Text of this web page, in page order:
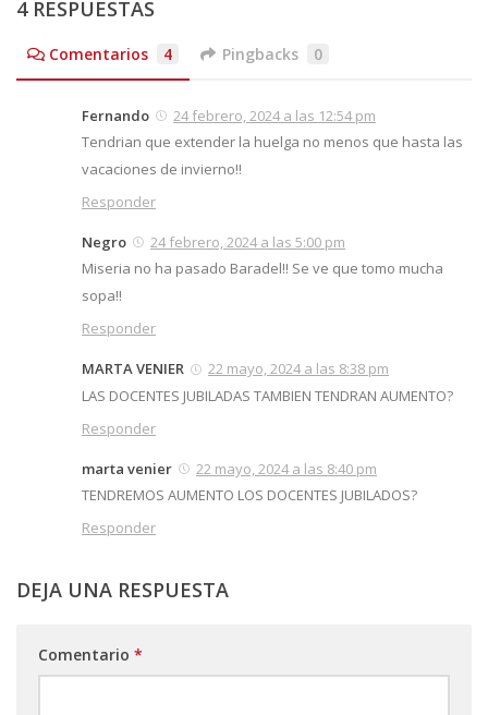
4 RESPUESTAS
Comentarios 4 Pingbacks 0
Fernando
24 febrero, 2024 a las 12:54 pm
Tendrian que extender la huelga no menos que hasta las
vacaciones de invierno!!
Responder
Negro
24 febrero, 2024 a las 5:00 pm
Miseria no ha pasado Baradel!! Se ve que tomo mucha
sopa!!
Responder
MARTA VENIER
22 mayo, 2024 a las 8:38 pm
LAS DOCENTES JUBILADAS TAMBIEN TENDRAN AUMENTO?
Responder
marta venier
22 mayo, 2024 a las 8:40 pm
TENDREMOS AUMENTO LOS DOCENTES JUBILADOS?
Responder
DEJA UNA RESPUESTA
Comentario *